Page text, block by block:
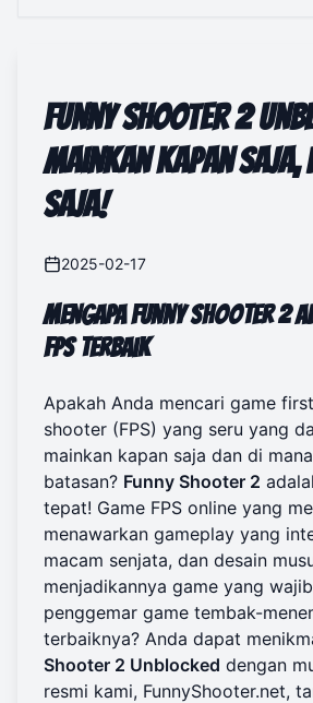
Funny Shooter 2
Mainkan Kapan Saja,
Saja!
2025-02-17
Mengapa Funny Shooter 2
FPS Terbaik
Apakah Anda mencari game
shooter (FPS) yang seru yang
mainkan kapan saja dan di
batasan? Funny Shooter 2
tepat! Game FPS online yang
menawarkan gameplay yang
macam senjata, dan desain
menjadikannya game yang
penggemar game tembak-
terbaiknya? Anda dapat
Shooter 2 Unblocked dengan
resmi kami, FunnyShooter.net,